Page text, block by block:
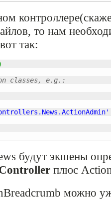
то нам
так:
classes, e.g.:
будут экшены
плюс
можно